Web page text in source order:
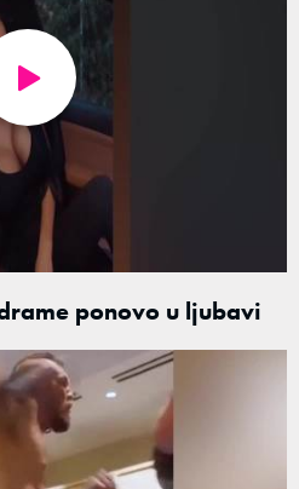
ponovo u ljubavi